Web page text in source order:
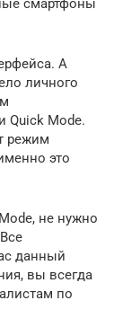
смартфоны
А
личного
Quick Mode.
режим
это
не нужно
данный
вы всегда
по